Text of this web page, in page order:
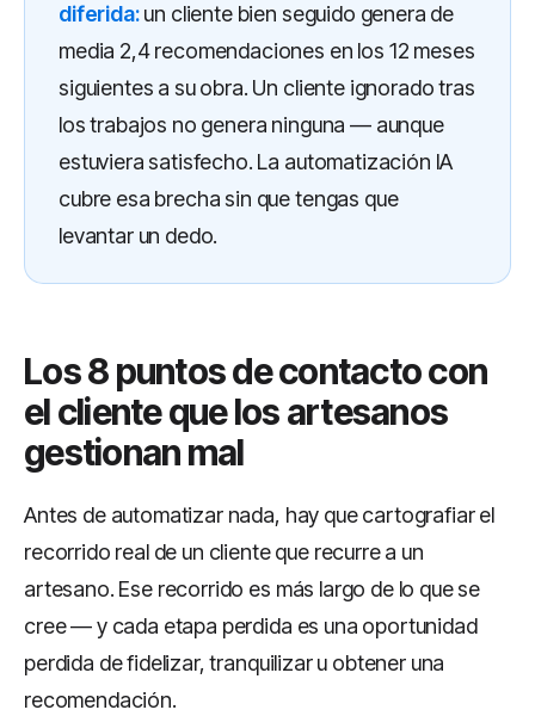
diferida:un cliente bien seguido genera de
media 2,4 recomendaciones en los 12 meses
siguientes a su obra. Un cliente ignorado tras
los trabajos no genera ninguna — aunque
estuviera satisfecho. La automatización IA
cubre esa brecha sin que tengas que
levantar un dedo.
Los 8 puntos de contacto con
el cliente que los artesanos
gestionan mal
Antes de automatizar nada, hay que cartografiar el
recorrido real de un cliente que recurre a un
artesano. Ese recorrido es más largo de lo que se
cree — y cada etapa perdida es una oportunidad
perdida de fidelizar, tranquilizar u obtener una
recomendación.